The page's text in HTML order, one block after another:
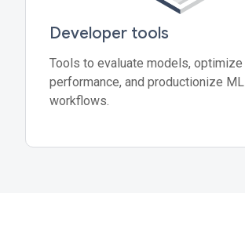
Developer tools
Tools to evaluate models, optimize
performance, and productionize ML
workflows.